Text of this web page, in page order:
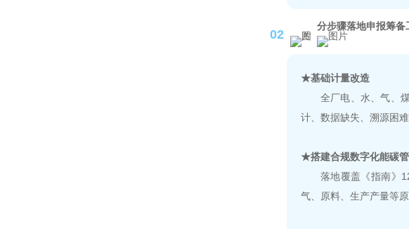
02
分步骤落地申报筹备
★基础计量改造
全厂电、水、气、
计、数据缺失、溯源困难
★搭建合规数字化能碳
落地覆盖《指南》
气、原料、生产产量等